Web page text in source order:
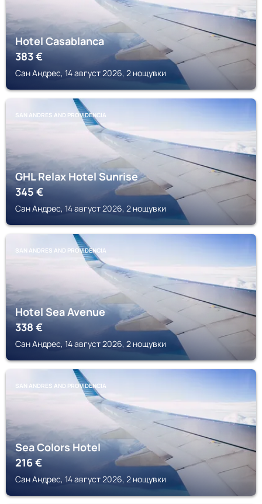
Hotel Casablanca
383€
Сан Андрес, 14 август 2026, 2 нощувки
SAN ANDRES AND PROVIDENCIA
GHL Relax Hotel Sunrise
345€
Сан Андрес, 14 август 2026, 2 нощувки
SAN ANDRES AND PROVIDENCIA
Hotel Sea Avenue
338€
Сан Андрес, 14 август 2026, 2 нощувки
SAN ANDRES AND PROVIDENCIA
Sea Colors Hotel
216€
Сан Андрес, 14 август 2026, 2 нощувки